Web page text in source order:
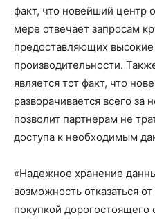
факт, что новейший центр
мере отвечает запросам
предоставляющих
производительности.
является тот факт, что
разворачивается всего за
позволит партнерам не
доступа к необходимым
«Надежное хранение
возможность отказаться
покупкой